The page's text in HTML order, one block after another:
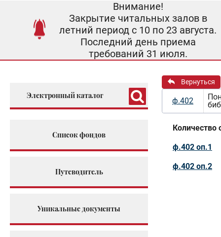
Внимание!
Закрытие читальных залов в
летний период с 10 по 23 августа.
Последний день приема
требований 31 июля.
Электронный каталог
Список фондов
Путеводитель
Уникальные документы
Вернуться
ф.402
Количество
ф.402 оп.1
ф.402 оп.2